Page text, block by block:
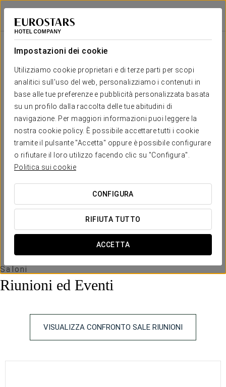
Impostazioni dei cookie
Utilizziamo cookie proprietari e di terze parti per scopi
analitici sull'uso del web, personalizziamo i contenuti in
base alle tue preferenze e pubblicità personalizzata basata
su un profilo dalla raccolta delle tue abitudini di
navigazione. Per maggiori informazioni puoi leggere la
nostra cookie policy. È possibile accettare tutti i cookie
tramite il pulsante "Accetta" oppure è possibile configurare
o rifiutare il loro utilizzo facendo clic su "Configura".
Politica sui cookie
CONFIGURA
RIFIUTA TUTTO
ACCETTA
Eurostars Porto Centro
PORTO
Il tuo evento a
RICHIEDI PREVENTIVO
Saloni
Riunioni ed Eventi
VISUALIZZA CONFRONTO SALE RIUNIONI
Salone
Shape
Sala
50 m
altura
- - 25 20 20 25